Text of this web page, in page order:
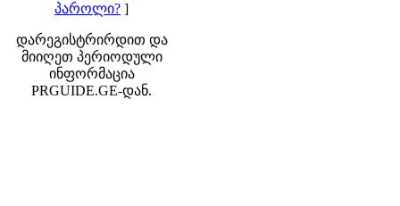
პაროლი? ]
დარეგისტრირდით და
მიიღეთ პერიოდული
ინფორმაცია
PRGUIDE.GE-დან.